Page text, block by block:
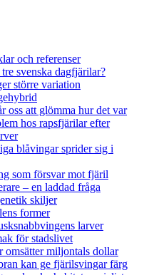
och referenser
svenska dagfjärilar?
större variation
oss att glömma hur det var
hos rapsfjärilar efter
blåvingar sprider sig i
som försvar mot fjäril
– en laddad fråga
skiljer
former
larver
för stadslivet
omsätter miljontals dollar
kan ge fjärilsvingar färg